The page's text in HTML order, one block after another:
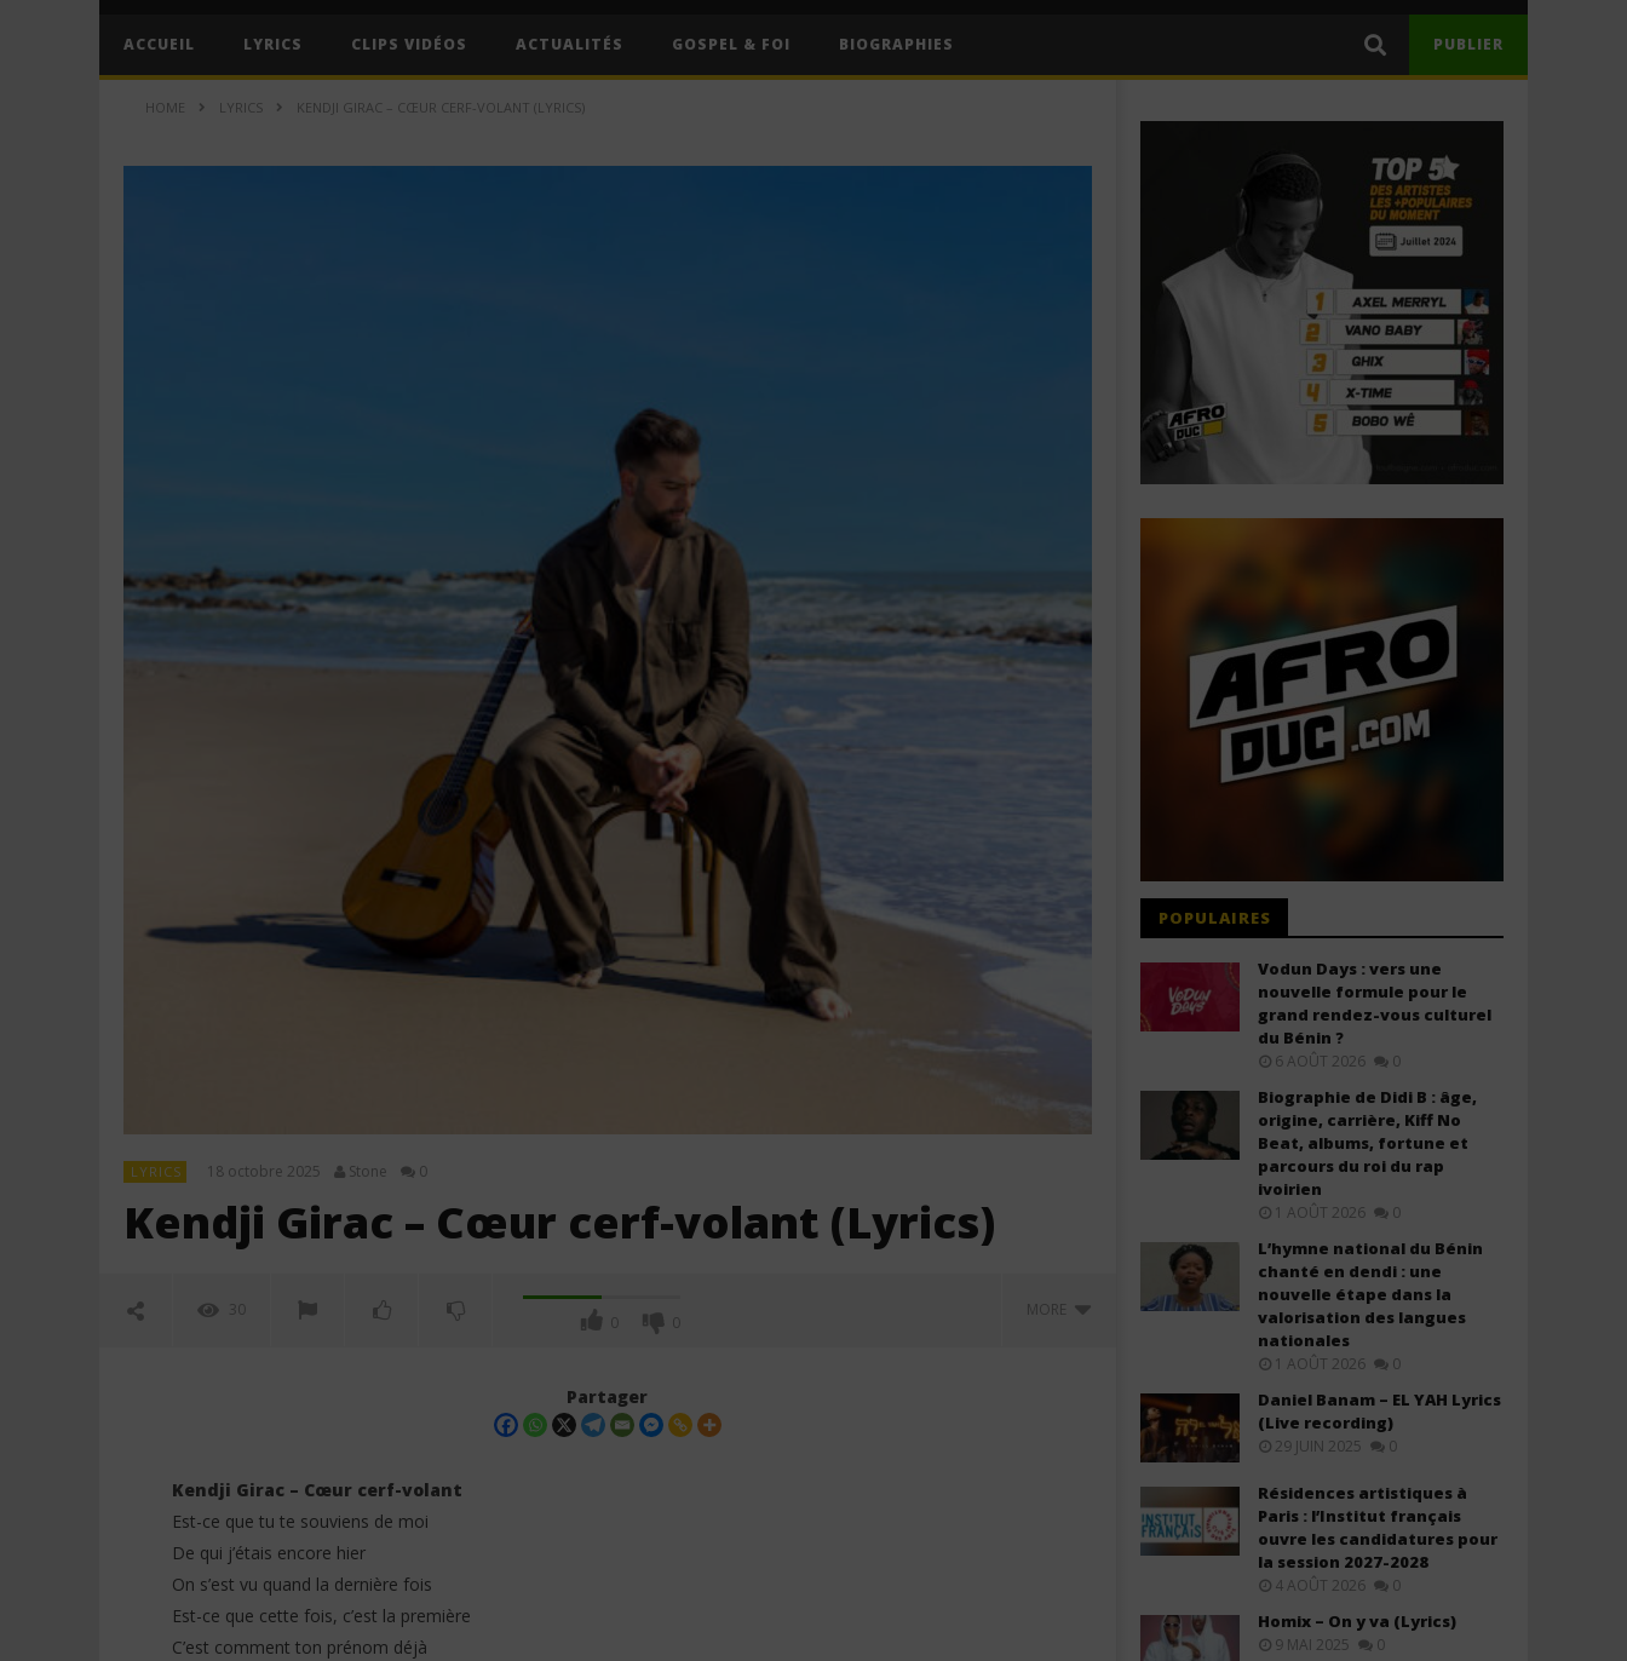
ACCUEIL LYRICS CLIPS VIDÉOS ACTUALITÉS GOSPEL & FOI BIOGRAPHIES PUBLIER
HOME LYRICS KENDJI GIRAC – CŒUR CERF-VOLANT (LYRICS)
LYRICS 18 octobre 2025 Stone 0
Kendji Girac – Cœur cerf-volant (Lyrics)
30
0 0
MORE
NOW VIEWING
Kendji Girac – Cœur cerf-volant
(Lyrics)
Tayc ft. Didi B – Salo (Lyrics /
Davido ft. Aya Nakamura - Yaya
(Lyrics & Traduction)
Olivier Cheuwa ft. Claudy
Partager
Kendji Girac – Cœur cerf-volant
Est-ce que tu te souviens de moi
De qui j’étais encore hier
On s’est vu quand la dernière fois
Est-ce que cette fois, c’est la première
C’est comment ton prénom déjà
POPULAIRES
Vodun Days : vers une
nouvelle formule pour le
grand rendez-vous culturel
du Bénin ?
6 AOÛT 2026 0
Biographie de Didi B : âge,
origine, carrière, Kiff No
Beat, albums, fortune et
parcours du roi du rap
ivoirien
1 AOÛT 2026 0
L’hymne national du Bénin
chanté en dendi : une
nouvelle étape dans la
valorisation des langues
nationales
1 AOÛT 2026 0
Daniel Banam – EL YAH Lyrics
(Live recording)
29 JUIN 2025 0
Résidences artistiques à
Paris : l’Institut français
ouvre les candidatures pour
la session 2027-2028
4 AOÛT 2026 0
Homix – On y va (Lyrics)
9 MAI 2025 0